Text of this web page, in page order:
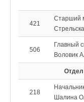
421
Старший
506
Главный
Воловик
Отдел
218
Шалина